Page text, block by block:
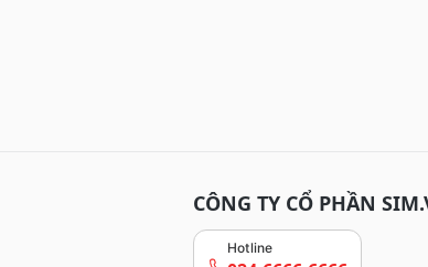
CÔNG TY CỔ PHẦN
Hotline